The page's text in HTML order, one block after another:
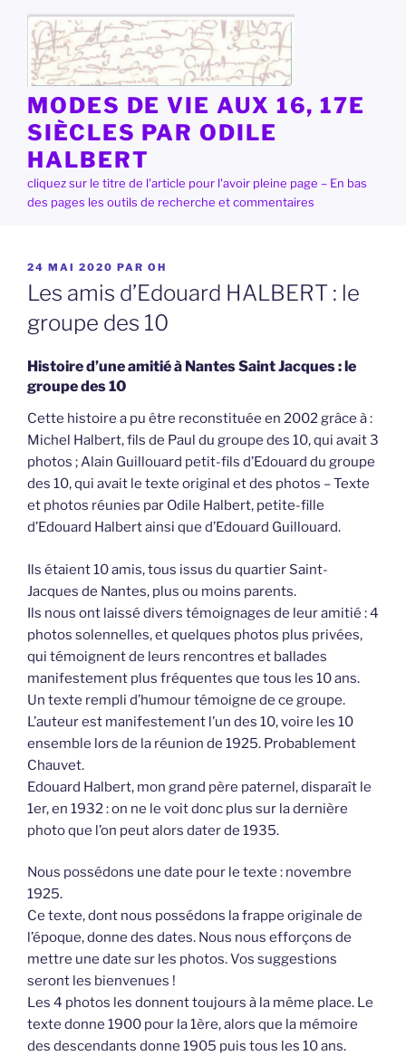
contenu
principal
MODES DE VIE AUX 16, 17E
SIÈCLES PAR ODILE
HALBERT
cliquez sur le titre de l'article pour l'avoir pleine page – En bas
des pages les outils de recherche et commentaires
PUBLIÉ
LE
24 MAI 2020 PAR OH
Les amis d’Edouard HALBERT : le
groupe des 10
Histoire d’une amitié à Nantes Saint Jacques : le
groupe des 10
Cette histoire a pu être reconstituée en 2002 grâce à :
Michel Halbert, fils de Paul du groupe des 10, qui avait 3
photos ; Alain Guillouard petit-fils d’Edouard du groupe
des 10, qui avait le texte original et des photos – Texte
et photos réunies par Odile Halbert, petite-fille
d’Edouard Halbert ainsi que d’Edouard Guillouard.
Ils étaient 10 amis, tous issus du quartier Saint-
Jacques de Nantes, plus ou moins parents.
Ils nous ont laissé divers témoignages de leur amitié : 4
photos solennelles, et quelques photos plus privées,
qui témoignent de leurs rencontres et ballades
manifestement plus fréquentes que tous les 10 ans.
Un texte rempli d’humour témoigne de ce groupe.
L’auteur est manifestement l’un des 10, voire les 10
ensemble lors de la réunion de 1925. Probablement
Chauvet.
Edouard Halbert, mon grand père paternel, disparaît le
1er, en 1932 : on ne le voit donc plus sur la dernière
photo que l’on peut alors dater de 1935.
Nous possédons une date pour le texte : novembre
1925.
Ce texte, dont nous possédons la frappe originale de
l’époque, donne des dates. Nous nous efforçons de
mettre une date sur les photos. Vos suggestions
seront les bienvenues !
Les 4 photos les donnent toujours à la même place. Le
texte donne 1900 pour la 1ère, alors que la mémoire
des descendants donne 1905 puis tous les 10 ans.